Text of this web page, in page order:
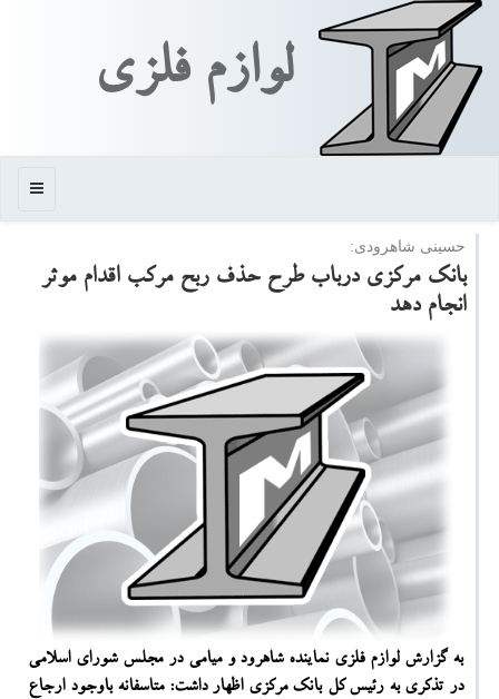
لوازم فلزی
منو
حسینی شاهرودی:
بانك مركزی درباب طرح حذف ربح مركب اقدام موثر
انجام دهد
به گزارش لوازم فلزی نماینده شاهرود و میامی در مجلس شورای اسلامی
در تذكری به رئیس كل بانك مركزی اظهار داشت: متاسفانه باوجود ارجاع